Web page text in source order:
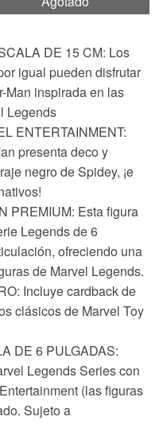
DE 15 CM: Los
igual pueden disfrutar
Man inspirada en las
Legends
ENTERTAINMENT:
presenta deco y
negro de Spidey, ¡e
PREMIUM: Esta figura
Legends de 6
ofreciendo una
de Marvel Legends.
Incluye cardback de
clásicos de Marvel Toy
DE 6 PULGADAS:
Legends Series con
(las figuras
Sujeto a